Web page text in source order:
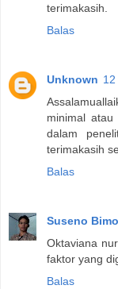
terimakasih.
Balas
Unknown
minimal
dalam
terimakasih
Balas
Suseno Bimo
Oktaviana
faktor yang
Balas